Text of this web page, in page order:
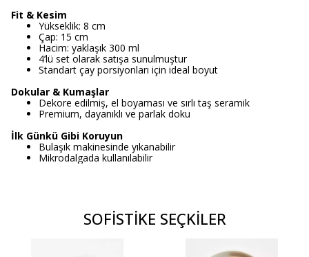
Fit & Kesim
Yükseklik: 8 cm
Çap: 15 cm
Hacim: yaklaşık 300 ml
4’lü set olarak satışa sunulmuştur
Standart çay porsiyonları için ideal boyut
Dokular & Kumaşlar
Dekore edilmiş, el boyaması ve sırlı taş seramik
Premium, dayanıklı ve parlak doku
İlk Günkü Gibi Koruyun
Bulaşık makinesinde yıkanabilir
Mikrodalgada kullanılabilir
SOFİSTİKE SEÇKİLER